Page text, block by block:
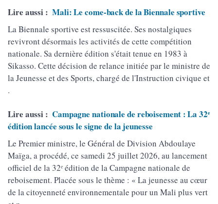
Lire aussi : Mali: Le come-back de la Biennale sportive
La Biennale sportive est ressuscitée. Ses nostalgiques
revivront désormais les activités de cette compétition
nationale. Sa dernière édition s'était tenue en 1983 à
Sikasso. Cette décision de relance initiée par le ministre de
la Jeunesse et des Sports, chargé de l'Instruction civique et
.
Lire aussi : Campagne nationale de reboisement : La 32ᵉ
édition lancée sous le signe de la jeunesse
Le Premier ministre, le Général de Division Abdoulaye
Maïga, a procédé, ce samedi 25 juillet 2026, au lancement
officiel de la 32ᵉ édition de la Campagne nationale de
reboisement. Placée sous le thème : « La jeunesse au cœur
de la citoyenneté environnementale pour un Mali plus vert